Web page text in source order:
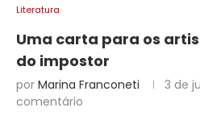
Literatura
Uma carta para os
do impostor
por Marina Franconeti 3 de
comentário